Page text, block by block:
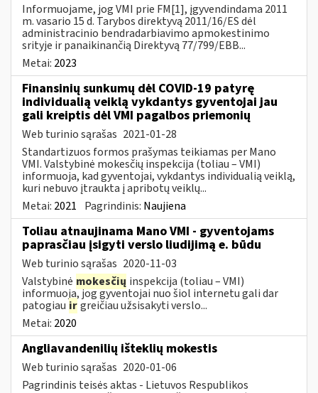
Informuojame, jog VMI prie FM[1], įgyvendindama 2011
m. vasario 15 d. Tarybos direktyvą 2011/16/ES dėl
administracinio bendradarbiavimo apmokestinimo
srityje ir panaikinančią Direktyvą 77/799/EBB...
Metai: 2023
Finansinių sunkumų dėl COVID-19 patyrę
individualią veiklą vykdantys gyventojai jau
gali kreiptis dėl VMI pagalbos priemonių
Web turinio sąrašas 2021-01-28
Standartizuos formos prašymas teikiamas per Mano
VMI. Valstybinė mokesčių inspekcija (toliau – VMI)
informuoja, kad gyventojai, vykdantys individualią veiklą,
kuri nebuvo įtraukta į apribotų veiklų...
Metai: 2021 Pagrindinis: Naujiena
Toliau atnaujinama Mano VMI - gyventojams
paprasčiau įsigyti verslo liudijimą e. būdu
Web turinio sąrašas 2020-11-03
Valstybinė mokesčių inspekcija (toliau – VMI)
informuoja, jog gyventojai nuo šiol internetu gali dar
patogiau irgreičiau užsisakyti verslo...
Metai: 2020
Angliavandenilių išteklių mokestis
Web turinio sąrašas 2020-01-06
Pagrindinis teisės aktas - Lietuvos Respublikos